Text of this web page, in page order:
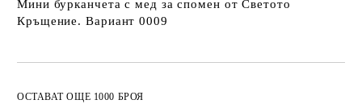
Мини бурканчета с мед за спомен от Светото
Кръщение. Вариант 0009
ОСТАВАТ ОЩЕ 1000 БРОЯ